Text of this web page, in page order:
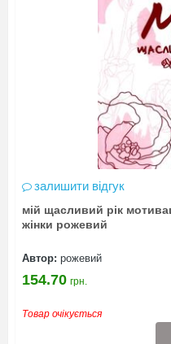
залишити відгук
мій щасливий рік
жінки рожевий
Автор: рожевий
154.70 грн.
Товар очікується